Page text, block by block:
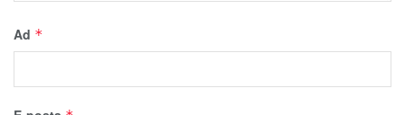
Ad *